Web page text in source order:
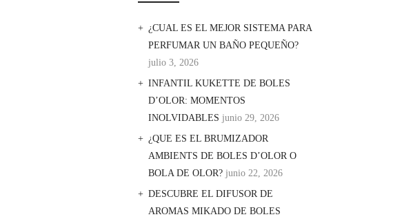
¿CUAL ES EL MEJOR SISTEMA PARA
PERFUMAR UN BAÑO PEQUEÑO?
julio 3, 2026
INFANTIL KUKETTE DE BOLES
D’OLOR: MOMENTOS
INOLVIDABLES junio 29, 2026
¿QUE ES EL BRUMIZADOR
AMBIENTS DE BOLES D’OLOR O
BOLA DE OLOR? junio 22, 2026
DESCUBRE EL DIFUSOR DE
AROMAS MIKADO DE BOLES